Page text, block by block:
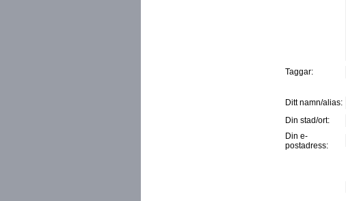
Taggar:
Ditt namn/alias:
Din stad/ort:
Din e-
postadress: